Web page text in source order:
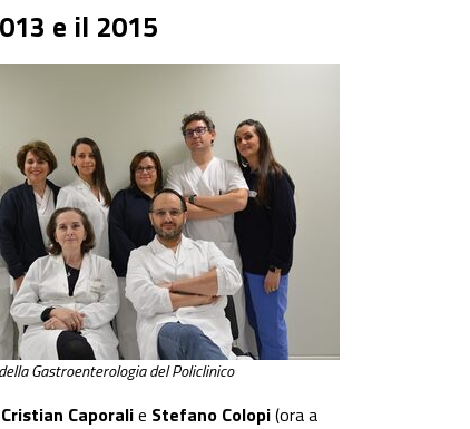
e il 2015
Gastroenterologia del Policlinico
Cristian Caporalie Stefano Colopi(ora a